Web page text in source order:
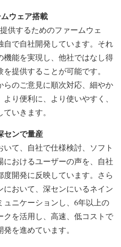
ウェア搭載
供するためのファームウェ
自で自社開発しています。それ
機能を実現し、他社ではなし得
提供することが可能です。
らのご意見に順次対応、細やか
り便利に、より使いやすく、
いきます。
センで量産
て、自社で仕様検討、ソフト
におけるユーザーの声を、自社
開発に反映しています。さら
において、深センにいるネイン
ュニケーションし、6年以上の
クを活用し、高速、低コストで
を進めています。